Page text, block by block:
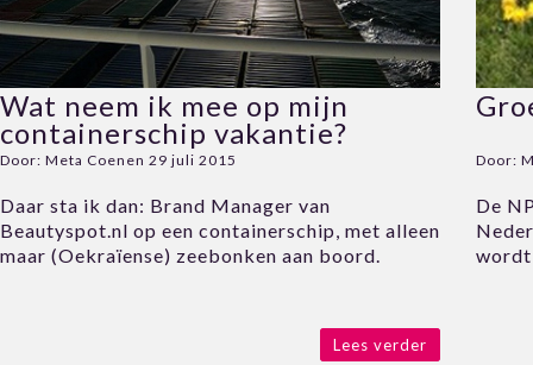
Wat neem ik mee op mijn
containerschip vakantie?
Door: Meta Coenen 29 juli 2015
Daar sta ik dan: Brand Manager van
Beautyspot.nl op een containerschip, met alleen
maar (Oekraïense) zeebonken aan boord.
Lees verder
Door:
De
wordt